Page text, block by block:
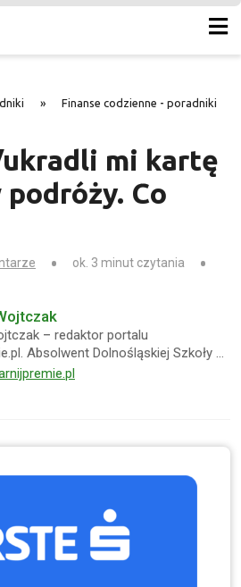
» Finanse codzienne - poradniki
ukradli mi kartę
Co
ok. 3 minut czytania
– redaktor portalu
Absolwent Dolnośląskiej Szkoły …